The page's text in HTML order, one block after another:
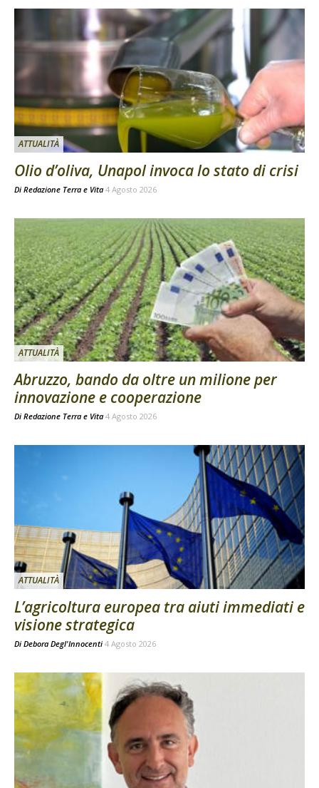
ATTUALITÀ
Olio d’oliva, Unapol invoca lo stato di crisi
Di Redazione Terra e Vita 4 Agosto 2026
ATTUALITÀ
Abruzzo, bando da oltre un milione per
innovazione e cooperazione
Di Redazione Terra e Vita 4 Agosto 2026
ATTUALITÀ
L’agricoltura europea tra aiuti immediati e
visione strategica
Di Debora Degl'Innocenti 4 Agosto 2026